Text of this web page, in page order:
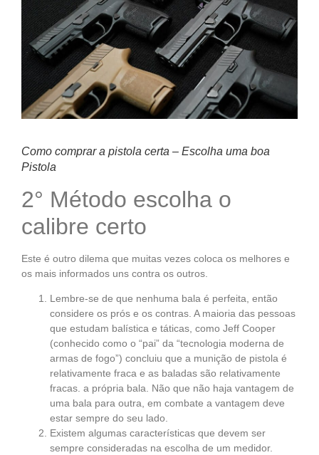
Como comprar a pistola certa – Escolha uma boa
Pistola
2° Método escolha o
calibre certo
Este é outro dilema que muitas vezes coloca os melhores e
os mais informados uns contra os outros.
Lembre-se de que nenhuma bala é perfeita, então
considere os prós e os contras. A maioria das pessoas
que estudam balística e táticas, como Jeff Cooper
(conhecido como o “pai” da “tecnologia moderna de
armas de fogo”) concluiu que a munição de pistola é
relativamente fraca e as baladas são relativamente
fracas. a própria bala. Não que não haja vantagem de
uma bala para outra, em combate a vantagem deve
estar sempre do seu lado.
Existem algumas características que devem ser
sempre consideradas na escolha de um medidor.